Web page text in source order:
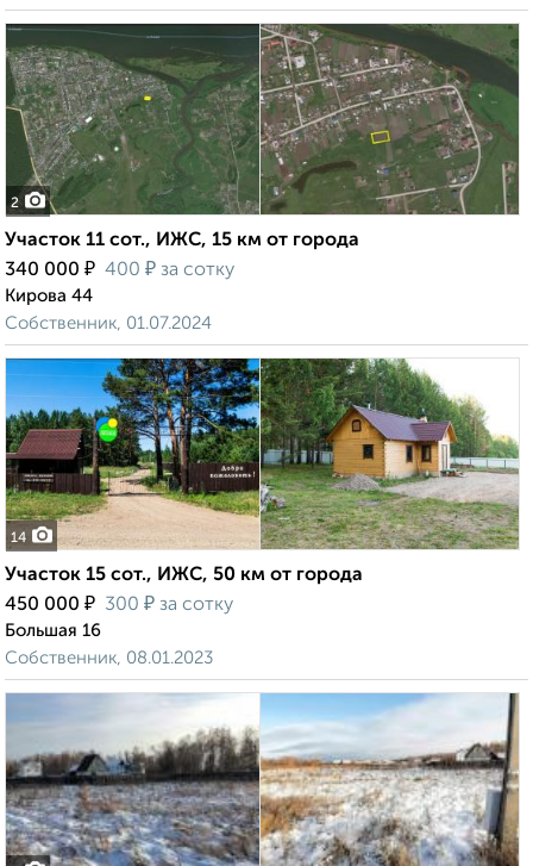
2
Участок 11 сот., ИЖС, 15 км от города
340 000 ₽ 400 ₽ за сотку
Кирова 44
Собственник, 01.07.2024
14
Участок 15 сот., ИЖС, 50 км от города
450 000 ₽ 300 ₽ за сотку
Большая 16
Собственник, 08.01.2023